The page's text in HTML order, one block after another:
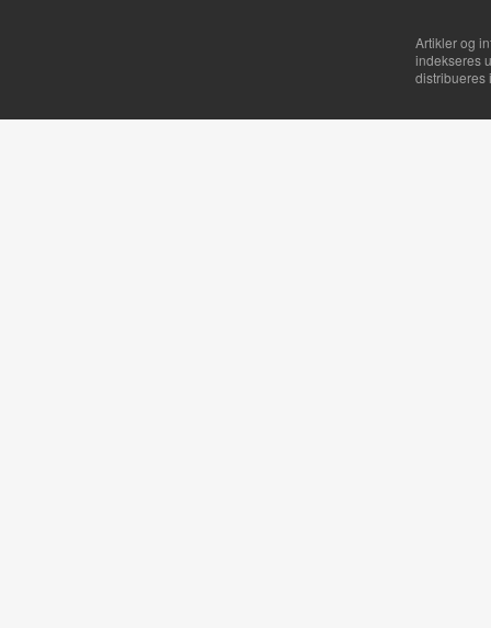
Artikler og
indekseres
distribueres